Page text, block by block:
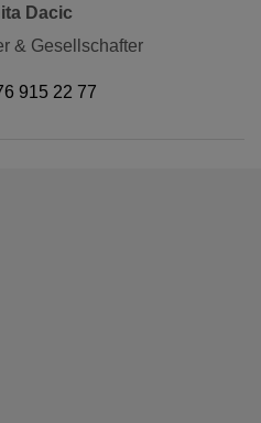
Dacic
& Gesellschafter
915 22 77